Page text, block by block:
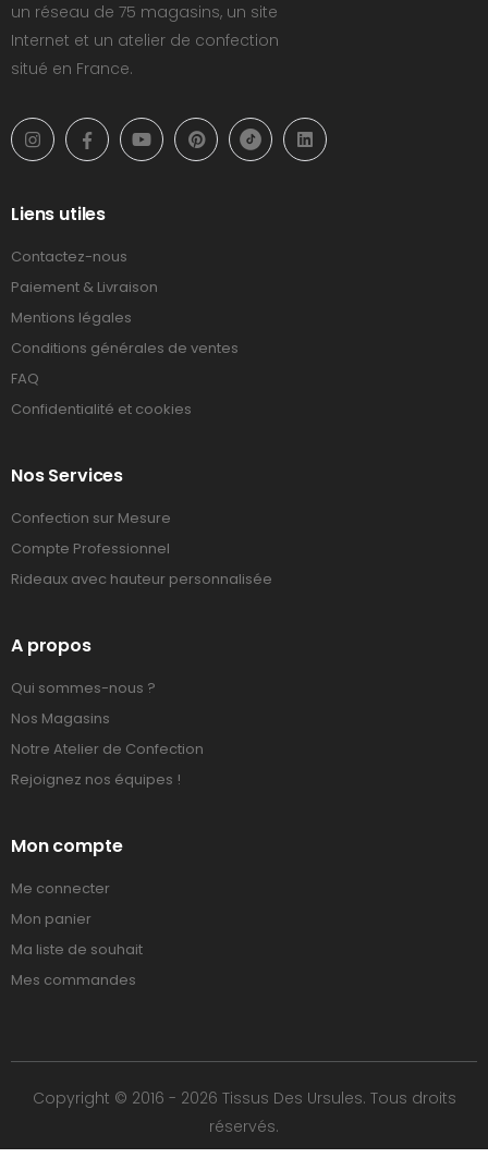
un réseau de 75 magasins, un site
Internet et un atelier de confection
situé en France.
Liens utiles
Contactez-nous
Paiement & Livraison
Mentions légales
Conditions générales de ventes
FAQ
Confidentialité et cookies
Nos Services
Confection sur Mesure
Compte Professionnel
Rideaux avec hauteur personnalisée
A propos
Qui sommes-nous ?
Nos Magasins
Notre Atelier de Confection
Rejoignez nos équipes !
Mon compte
Me connecter
Mon panier
Ma liste de souhait
Mes commandes
Copyright © 2016 - 2026 Tissus Des Ursules. Tous droits
réservés.